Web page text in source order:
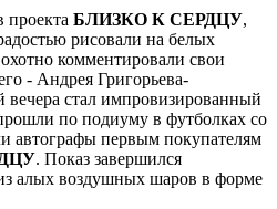
проекта БЛИЗКО К СЕРДЦУ,
рисовали на белых
комментировали свои
- Андрея Григорьева-
стал импровизированный
по подиуму в футболках со
автографы первым покупателям
. Показ завершился
алых воздушных шаров в форме